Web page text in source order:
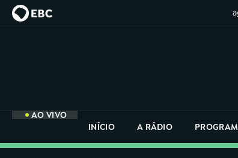
AO VIVO
INÍCIO
A RÁDIO